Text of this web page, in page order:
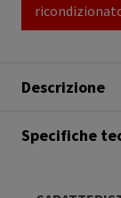
Descrizione
Specifiche